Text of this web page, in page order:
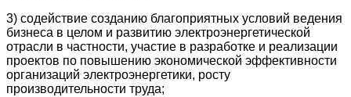
3) содействие созданию благоприятных условий ведения
бизнеса в целом и развитию электроэнергетической
отрасли в частности, участие в разработке и реализации
проектов по повышению экономической эффективности
организаций электроэнергетики, росту
производительности труда;